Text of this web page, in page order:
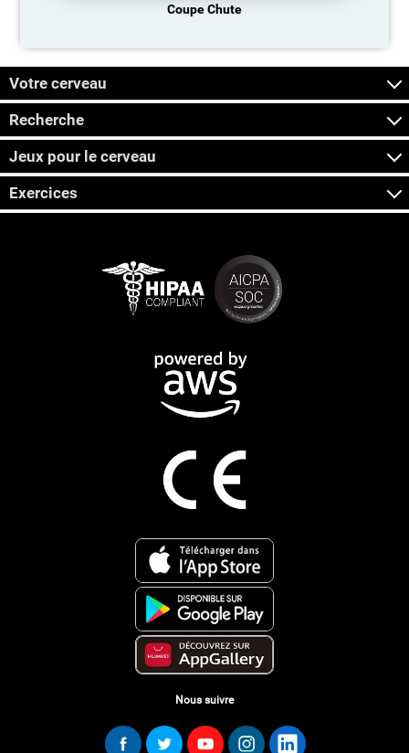
Coupe Chute
Votre cerveau
Recherche
Jeux pour le cerveau
Exercices
Nous suivre